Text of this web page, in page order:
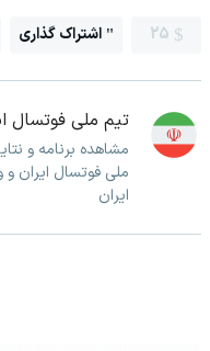
25 اشتراک گذاری
تیم ملی فوتسال
مشاهده برنامه و
ملی فوتسال ایران
ایران